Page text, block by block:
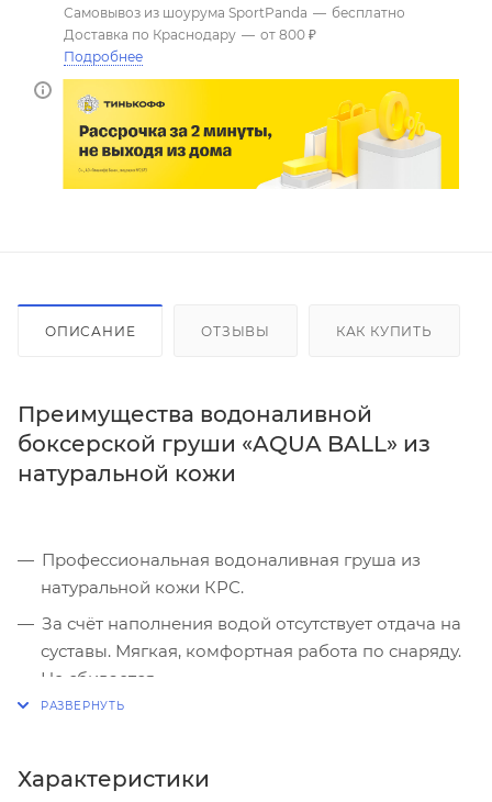
Самовывоз из шоурума SportPanda — бесплатно
Доставка по Краснодару — от 800 ₽
Подробнее
ОПИСАНИЕ ОТЗЫВЫ КАК КУПИТЬ
Преимущества водоналивной
боксерской груши «AQUA BALL» из
натуральной кожи
Профессиональная водоналивная груша из
натуральной кожи КРС.
За счёт наполнения водой отсутствует отдача на
суставы. Мягкая, комфортная работа по снаряду.
Не сбивается.
Самостоятельная регулировка веса и жёсткости
воды.
Характеристики